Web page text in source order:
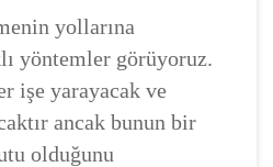
yollarına
yöntemler görüyoruz.
işe yarayacak ve
ancak bunun bir
olduğunu